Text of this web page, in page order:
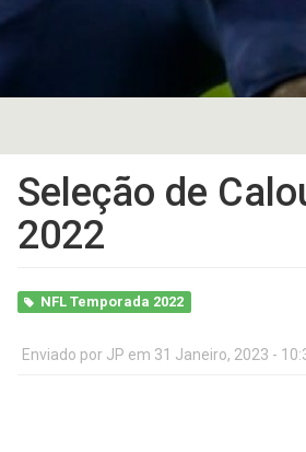
Seleção de
2022
NFL Temporada 2022
Enviado por JP em 31 Janeiro, 2023 -